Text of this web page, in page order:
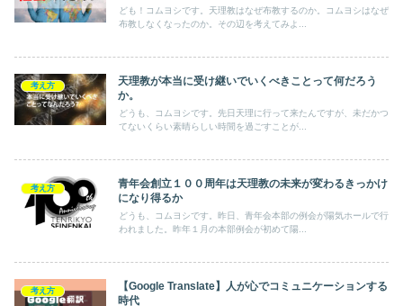
ども！コムヨシです。天理教はなぜ布教するのか。コムヨシはなぜ
布教しなくなったのか。その辺を考えてみよ...
考え方
天理教が本当に受け継いでいくべきことって何だろう
か。
どうも、コムヨシです。先日天理に行って来たんですが、未だかつ
てないくらい素晴らしい時間を過ごすことが...
考え方
青年会創立１００周年は天理教の未来が変わるきっかけ
になり得るか
どうも、コムヨシです。昨日、青年会本部の例会が陽気ホールで行
われました。昨年１月の本部例会が初めて陽...
考え方
【Google Translate】人が心でコミュニケーションする
時代